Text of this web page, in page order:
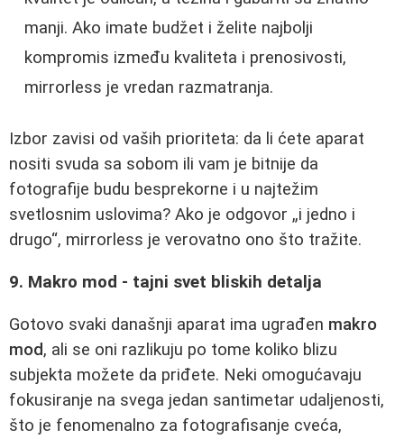
manji. Ako imate budžet i želite najbolji
kompromis između kvaliteta i prenosivosti,
mirrorless je vredan razmatranja.
Izbor zavisi od vaših prioriteta: da li ćete aparat
nositi svuda sa sobom ili vam je bitnije da
fotografije budu besprekorne i u najtežim
svetlosnim uslovima? Ako je odgovor „i jedno i
drugo“, mirrorless je verovatno ono što tražite.
9. Makro mod - tajni svet bliskih detalja
Gotovo svaki današnji aparat ima ugrađen makro
mod, ali se oni razlikuju po tome koliko blizu
subjekta možete da priđete. Neki omogućavaju
fokusiranje na svega jedan santimetar udaljenosti,
što je fenomenalno za fotografisanje cveća,